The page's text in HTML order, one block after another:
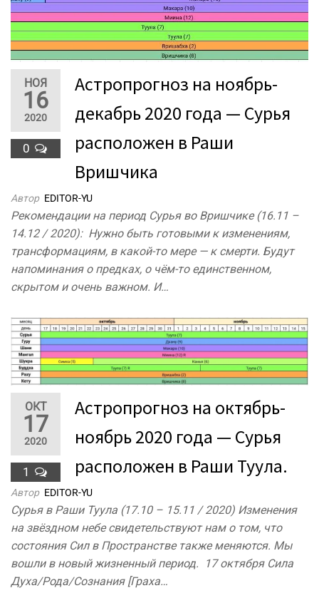
НОЯ
16
2020
0
Астропрогноз на ноябрь-
декабрь 2020 года — Сурья
расположен в Раши
Вришчика
Автор EDITOR-YU
Рекомендации на период Сурья во Вришчике (16.11 –
14.12 / 2020): Нужно быть готовыми к изменениям,
трансформациям, в какой-то мере — к смерти. Будут
напоминания о предках, о чём-то единственном,
скрытом и очень важном. И…
ОКТ
17
2020
1
Астропрогноз на октябрь-
ноябрь 2020 года — Сурья
расположен в Раши Туула.
Автор EDITOR-YU
Сурья в Раши Туула (17.10 – 15.11 / 2020) Изменения
на звёздном небе свидетельствуют нам о том, что
состояния Сил в Пространстве также меняются. Мы
вошли в новый жизненный период. 17 октября Сила
Духа/Рода/Сознания [Граха…